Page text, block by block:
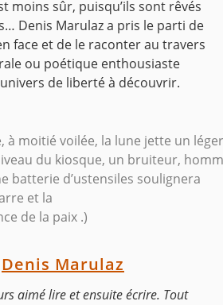
moins sûr, puisqu’ils sont rêvés
Denis Marulaz a pris le parti de
face et de le raconter au travers
ou poétique enthousiaste
de liberté à découvrir.
à moitié voilée, la lune jette un
du kiosque, un bruiteur,
batterie d’ustensiles soulignera
et la
de la paix .)
Denis Marulaz
aimé lire et ensuite écrire. Tout